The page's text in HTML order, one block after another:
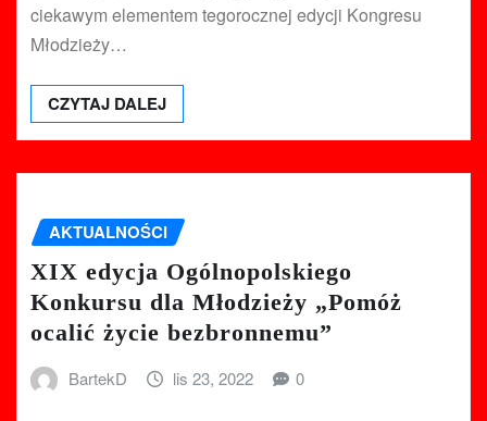
ciekawym elementem tegorocznej edycji Kongresu
Młodzieży…
CZYTAJ DALEJ
AKTUALNOŚCI
XIX edycja Ogólnopolskiego
Konkursu dla Młodzieży „Pomóż
ocalić życie bezbronnemu”
BartekD lis 23, 2022 0